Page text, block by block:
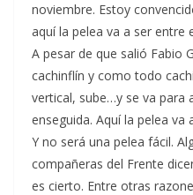
noviembre. Estoy
aquí la pelea va a ser entre
A pesar de que salió Fabio
cachinflín y como todo
vertical, sube…y se va para
enseguida. Aquí la pelea va
Y no será una pelea fácil.
compañeras del Frente
es cierto. Entre otras